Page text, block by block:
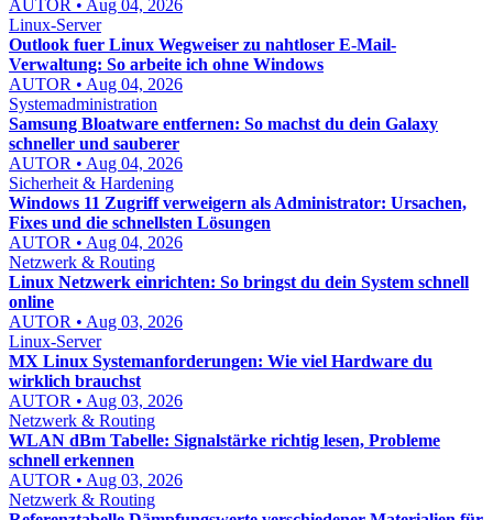
AUTOR • Aug 04, 2026
Linux-Server
Outlook fuer Linux Wegweiser zu nahtloser E-Mail-
Verwaltung: So arbeite ich ohne Windows
AUTOR • Aug 04, 2026
Systemadministration
Samsung Bloatware entfernen: So machst du dein Galaxy
schneller und sauberer
AUTOR • Aug 04, 2026
Sicherheit & Hardening
Windows 11 Zugriff verweigern als Administrator: Ursachen,
Fixes und die schnellsten Lösungen
AUTOR • Aug 04, 2026
Netzwerk & Routing
Linux Netzwerk einrichten: So bringst du dein System schnell
online
AUTOR • Aug 03, 2026
Linux-Server
MX Linux Systemanforderungen: Wie viel Hardware du
wirklich brauchst
AUTOR • Aug 03, 2026
Netzwerk & Routing
WLAN dBm Tabelle: Signalstärke richtig lesen, Probleme
schnell erkennen
AUTOR • Aug 03, 2026
Netzwerk & Routing